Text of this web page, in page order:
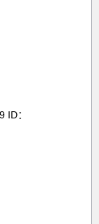
ID：